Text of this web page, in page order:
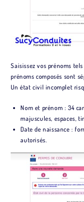
Saisissez vos prénoms
prénoms composés sont
Un état civil incomplet
Nom et prénom : 34
majuscules, espaces,
Date de naissance :
autorisés.